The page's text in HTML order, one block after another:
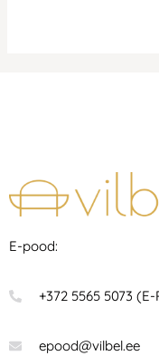
E-pood:
+372 5565 5073
epood@vilbel.ee